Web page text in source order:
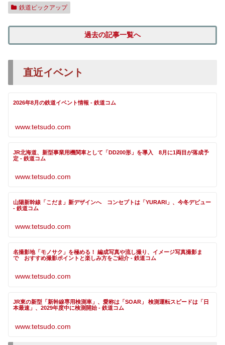
鉄道ピックアップ
過去の記事一覧へ
直近イベント
2026年8月の鉄道イベント情報 - 鉄道コム
www.tetsudo.com
JR北海道、新型事業用機関車として「DD200形」を導入 8月に1両目が落成予
定 - 鉄道コム
www.tetsudo.com
山陽新幹線「こだま」新デザインへ コンセプトは「YURARI」、今冬デビュー
- 鉄道コム
www.tetsudo.com
名撮影地「モノサク」を極める！ 編成写真や流し撮り、イメージ写真撮影ま
で おすすめ撮影ポイントと楽しみ方をご紹介 - 鉄道コム
www.tetsudo.com
JR東の新型「新幹線専用検測車」、愛称は「SOAR」 検測運転スピードは「日
本最速」、2029年度中に検測開始 - 鉄道コム
www.tetsudo.com